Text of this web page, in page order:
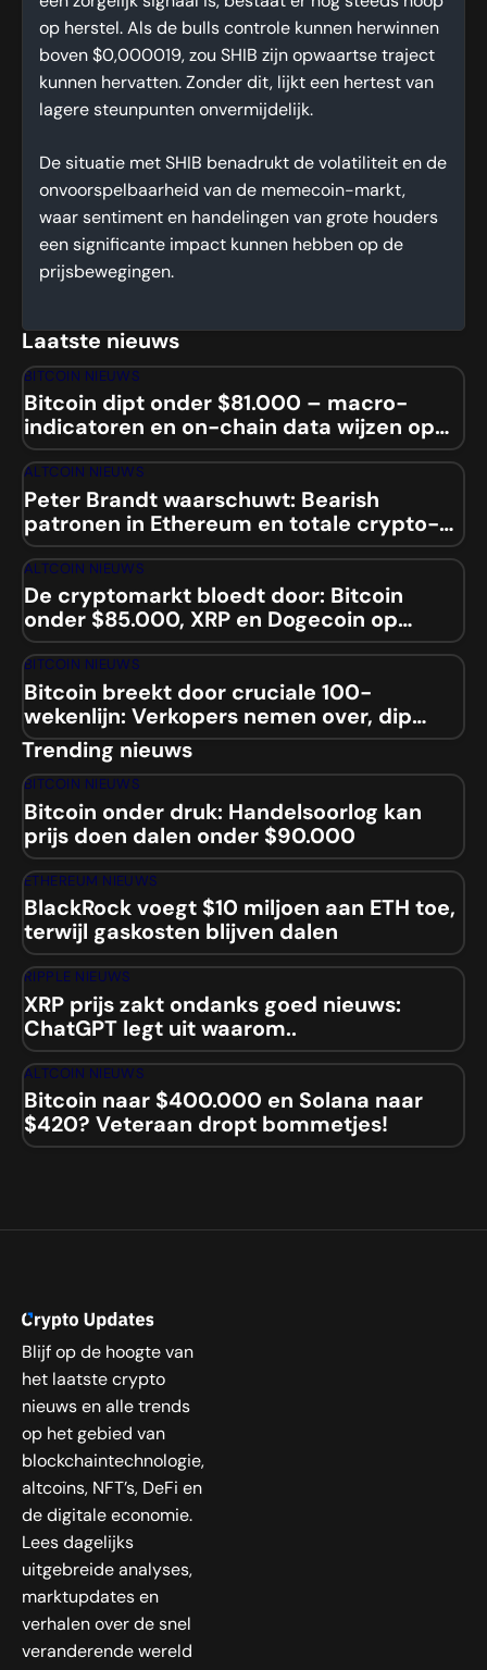
op herstel. Als de bulls controle kunnen herwinnen
boven $0,000019, zou SHIB zijn opwaartse traject
kunnen hervatten. Zonder dit, lijkt een hertest van
lagere steunpunten onvermijdelijk.
De situatie met SHIB benadrukt de volatiliteit en de
onvoorspelbaarheid van de memecoin-markt,
waar sentiment en handelingen van grote houders
een significante impact kunnen hebben op de
prijsbewegingen.
Laatste nieuws
BITCOIN NIEUWS
Bitcoin dipt onder $81.000 – macro-
indicatoren en on-chain data wijzen op
mogelijke squeeze
ALTCOIN NIEUWS
Peter Brandt waarschuwt: Bearish
patronen in Ethereum en totale crypto-
marktcap
ALTCOIN NIEUWS
De cryptomarkt bloedt door: Bitcoin
onder $85.000, XRP en Dogecoin op
laagste niveaus sinds 2024
BITCOIN NIEUWS
Bitcoin breekt door cruciale 100-
wekenlijn: Verkopers nemen over, dip
naar $84.000 aanstaande?
Trending nieuws
BITCOIN NIEUWS
Bitcoin onder druk: Handelsoorlog kan
prijs doen dalen onder $90.000
ETHEREUM NIEUWS
BlackRock voegt $10 miljoen aan ETH toe,
terwijl gaskosten blijven dalen
RIPPLE NIEUWS
XRP prijs zakt ondanks goed nieuws:
ChatGPT legt uit waarom..
ALTCOIN NIEUWS
Bitcoin naar $400.000 en Solana naar
$420? Veteraan dropt bommetjes!
Blijf op de hoogte van
het laatste crypto
nieuws en alle trends
op het gebied van
blockchaintechnologie,
altcoins, NFT’s, DeFi en
de digitale economie.
Lees dagelijks
uitgebreide analyses,
marktupdates en
verhalen over de snel
veranderende wereld